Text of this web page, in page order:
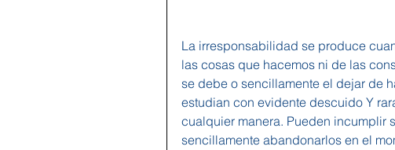
La irresponsabilidad se produce
las cosas que hacemos ni de las
se debe o sencillamente el dejar de
estudian con evidente descuido Y
cualquier manera. Pueden incumplir
sencillamente abandonarlos en el